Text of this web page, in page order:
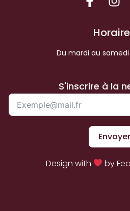
Du mardi au samedi
S'inscrire à la
Envoyer
Design with by